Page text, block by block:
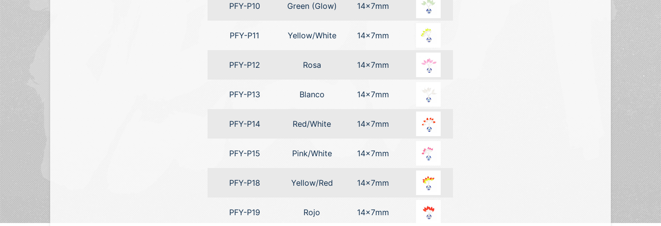
PFY-P10 Green (Glow) 14x7mm
PFY-P11 Yellow/White 14x7mm
PFY-P12 Rosa 14x7mm
PFY-P13 Blanco 14x7mm
PFY-P14 Red/White 14x7mm
PFY-P15 Pink/White 14x7mm
PFY-P18 Yellow/Red 14x7mm
PFY-P19 Rojo 14x7mm